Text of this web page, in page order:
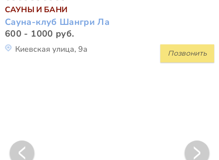
САУНЫ И БАНИ
Сауна-клуб Шангри Ла
600 - 1000 руб.
Позвонить
Киевская улица, 9а